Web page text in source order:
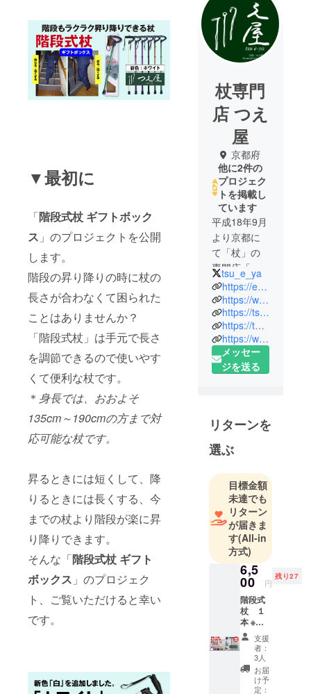
▼最初に
「階段式杖 ギフトボック
ス 」のプロジェクトを公開
します。
階段の昇り降りの時に杖の
長さが合わなくて困られた
ことはありませんか？
「階段式杖」は手元で長さ
を調節できるので使いやす
くて便利な杖です。
＊ 身長では、おおよそ
135cm～190cmの方まで対
応可能な杖です。
昇るときには短くして、降
りるときには長くする、今
までの杖より階段が楽に昇
り降りできます。
そんな「階段式杖 ギフト
ボックス 」のプロジェク
ト、ご覧いただけると幸い
です。
杖専門
店 つえ
屋
京都府
他に2件の
プロジェク
トを掲載し
ています
平成18年9月
より京都に
て「杖」の
専門店「つ
え屋」を開
業。
量と質で一
番になるべ
く、邁進し
現在は在庫
は20万本を
野寛は 自身
が目の難病
(指定難病
ル遺伝性視
神経症)を
患ったこと
により、見
えなかった
ものに気づ
き、自身の
理念、在り
方を確信す
るに至る。
独自にあみ
だした経営
戦略と経営
tsu_e_ya
https://e-104.info/
https://www.tsueya.co.jp/
https://tsueya.shop-pro.jp/
https://twitter.com/tsu_e_ya
https://www.instagram.com/tsueya_kyoto/
メッセー
ジを送る
リターンを
選ぶ
目標金額
未達でも
リターン
が届きま
す(All-in
方式)
6,5
00 円
残り27
階段式
杖 １
本 ※色
のご指
定はで
きませ
ん。 色
は６色
の中か
支援
者：
3人
お届
け予
定：